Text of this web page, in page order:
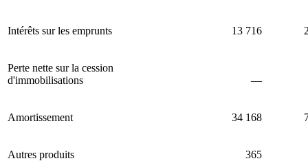
Intérêts sur les emprunts 13 716
Perte nette sur la cession
d'immobilisations
—
Amortissement 34 168
Autres produits 365